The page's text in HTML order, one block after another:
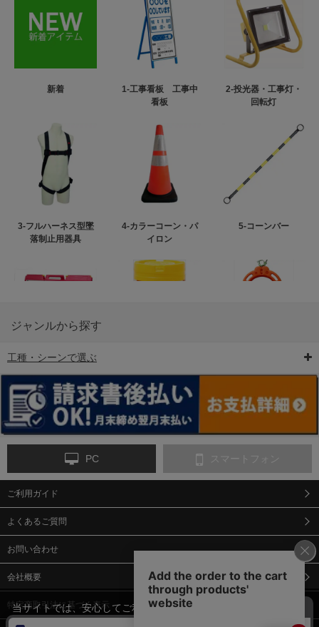
新着
1-工事看板 工事中
看板
2-投光器・工事灯・
回転灯
3-フルハーネス型墜
落制止用器具
4-カラーコーン・パ
イロン
5-コーンバー
6-矢印板/LED矢印板
ンス
9-点字マット・タイ
ジャンルから探す
工種・シーンで選ぶ
PC スマートフォン
ご利用ガイド
よくあるご質問
お問い合わせ
会社概要
特定商取引法に基づく表示
当サイトでは、安心してご利用いただくため（なりすまし防止
等）、またサイトの利便性向上のため、クッキー(Cookie)を使用